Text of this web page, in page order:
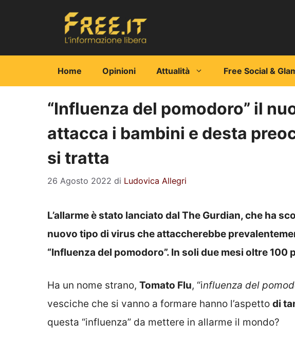
Home Opinioni Attualità Free Social &
“Influenza del pomodoro” il
attacca i bambini e desta
si tratta
26 Agosto 2022 di Ludovica Allegri
L’allarme è stato lanciato dal The Gurdian, che ha
nuovo tipo di virus che attaccherebbe
“Influenza del pomodoro”. In soli due mesi oltre 100
Ha un nome strano, Tomato Flu, “influenza del
vesciche che si vanno a formare hanno l’aspetto di
questa “influenza” da mettere in allarme il mondo?